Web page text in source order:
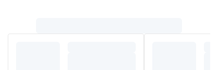
La substance active est: bromhydrate de